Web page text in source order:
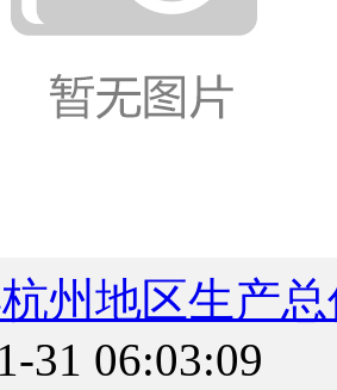
州地区生产
31 06:03:09